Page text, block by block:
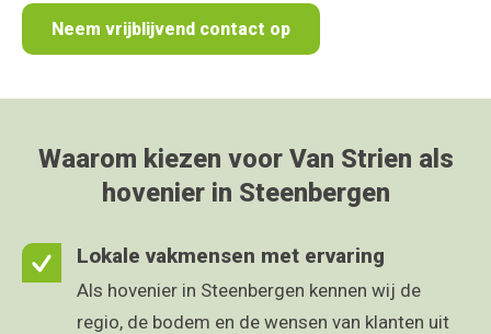
Neem vrijblijvend contact op
Waarom kiezen voor Van Strien als
hovenier in Steenbergen
Lokale vakmensen met ervaring
Als hovenier in Steenbergen kennen wij de
regio, de bodem en de wensen van klanten uit